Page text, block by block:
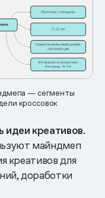
— сегменты
кроссовок
идеи креативов.
майндмеп
креативов для
доработки